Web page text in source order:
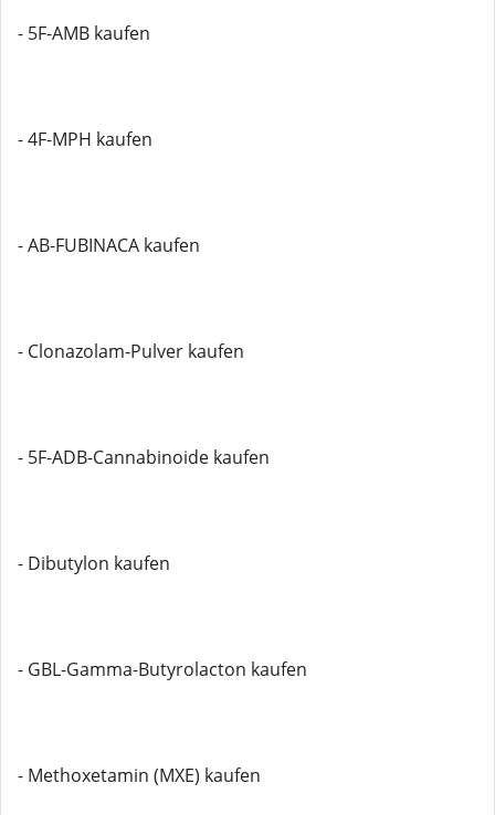
- 5F-AMB kaufen
- 4F-MPH kaufen
- AB-FUBINACA kaufen
- Clonazolam-Pulver kaufen
- 5F-ADB-Cannabinoide kaufen
- Dibutylon kaufen
- GBL-Gamma-Butyrolacton kaufen
- Methoxetamin (MXE) kaufen